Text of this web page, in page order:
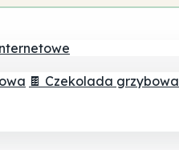
🍫 Czekolada grzybowa